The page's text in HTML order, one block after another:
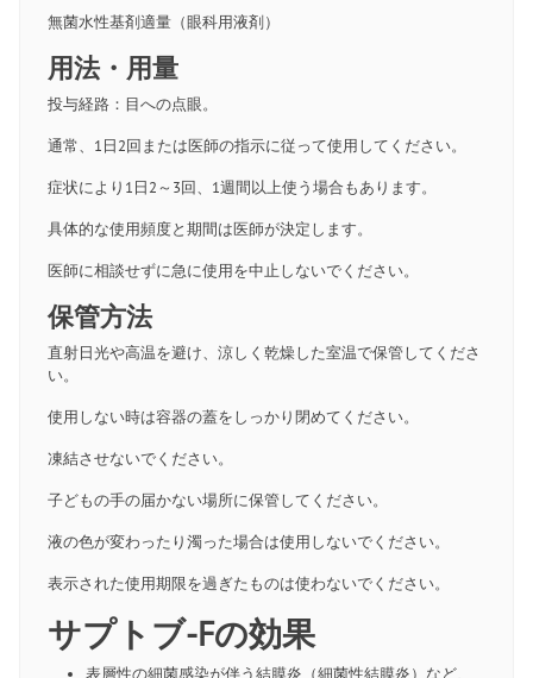
無菌水性基剤適量（眼科用液剤）
用法・用量
投与経路：目への点眼。
通常、1日2回または医師の指示に従って使用してください。
症状により1日2～3回、1週間以上使う場合もあります。
具体的な使用頻度と期間は医師が決定します。
医師に相談せずに急に使用を中止しないでください。
保管方法
直射日光や高温を避け、涼しく乾燥した室温で保管してくださ
い。
使用しない時は容器の蓋をしっかり閉めてください。
凍結させないでください。
子どもの手の届かない場所に保管してください。
液の色が変わったり濁った場合は使用しないでください。
表示された使用期限を過ぎたものは使わないでください。
サプトブ-Fの効果
表層性の細菌感染が伴う結膜炎（細菌性結膜炎）など、